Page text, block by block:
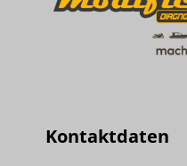
Kontaktdaten